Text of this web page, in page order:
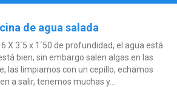
de agua salada
X 3´5 x 1´50 de profundidad, el agua está
bien, sin embargo salen algas en las
las limpiamos con un cepillo, echamos
a salir, tenemos muchas y...